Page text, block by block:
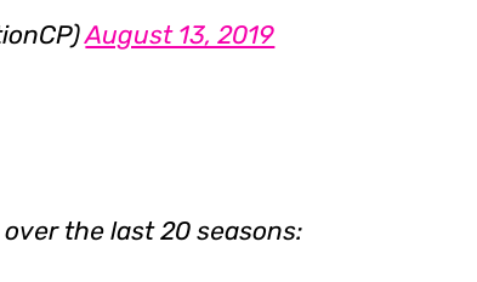
August 13, 2019
the last 20 seasons: